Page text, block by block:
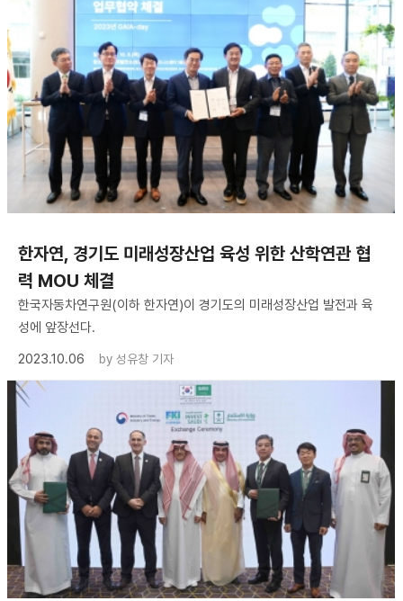
한자연, 경기도 미래성장산업 육성 위한 산학연관 협
력 MOU 체결
한국자동차연구원(이하 한자연)이 경기도의 미래성장산업 발전과 육
성에 앞장선다.
2023.10.06
by 성유창 기자